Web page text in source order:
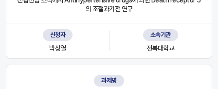
의 조절과기전 연구
신청자
박상열
소속기관
전북대학교
과제명